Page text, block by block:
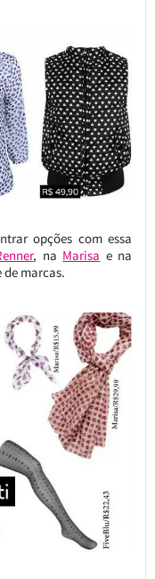
opções com essa
, na Marisa e na
de marcas.